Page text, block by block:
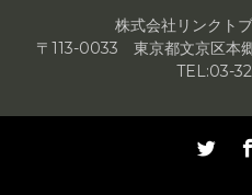
株式会社リンクト
〒113-0033 東京都文京区本
TEL:03-